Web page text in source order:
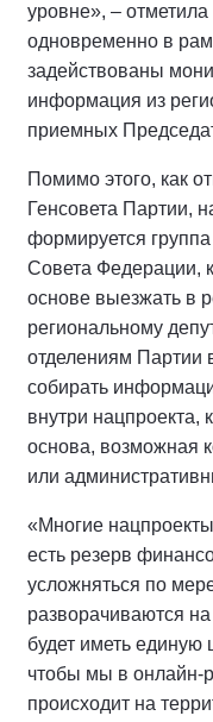
уровне», –
одновременно в
задействованы
информация из
приемных
Помимо этого, как
Генсовета Партии,
формируется
Совета Федерации,
основе выезжать в
региональному
отделениям Партии
собирать
внутри нацпроекта,
основа, возможная
или
«Многие
есть резерв
усложняться по
разворачиваются
будет иметь единую
чтобы мы в онлайн-
происходит на